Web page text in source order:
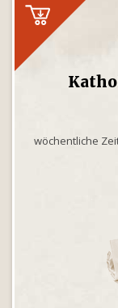
wöchentliche